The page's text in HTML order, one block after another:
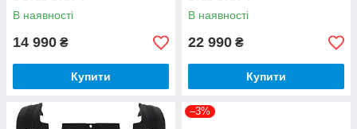
В наявності
14 990 ₴
Купити
В наявності
22 990 ₴
Купити
–3%